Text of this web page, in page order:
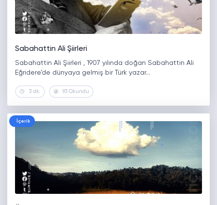
Sabahattin Ali Şiirleri
Sabahattin Ali Şiirleri , 1907 yılında doğan Sabahattin Ali
Eğridere’de dünyaya gelmiş bir Türk yazar…
3 dk. 93 Okundu
İçerik